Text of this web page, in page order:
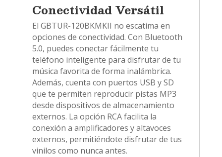
Conectividad Versátil
El GBTUR-120BKMKII no escatima en
opciones de conectividad. Con Bluetooth
5.0, puedes conectar fácilmente tu
teléfono inteligente para disfrutar de tu
música favorita de forma inalámbrica.
Además, cuenta con puertos USB y SD
que te permiten reproducir pistas MP3
desde dispositivos de almacenamiento
externos. La opción RCA facilita la
conexión a amplificadores y altavoces
externos, permitiéndote disfrutar de tus
vinilos como nunca antes.